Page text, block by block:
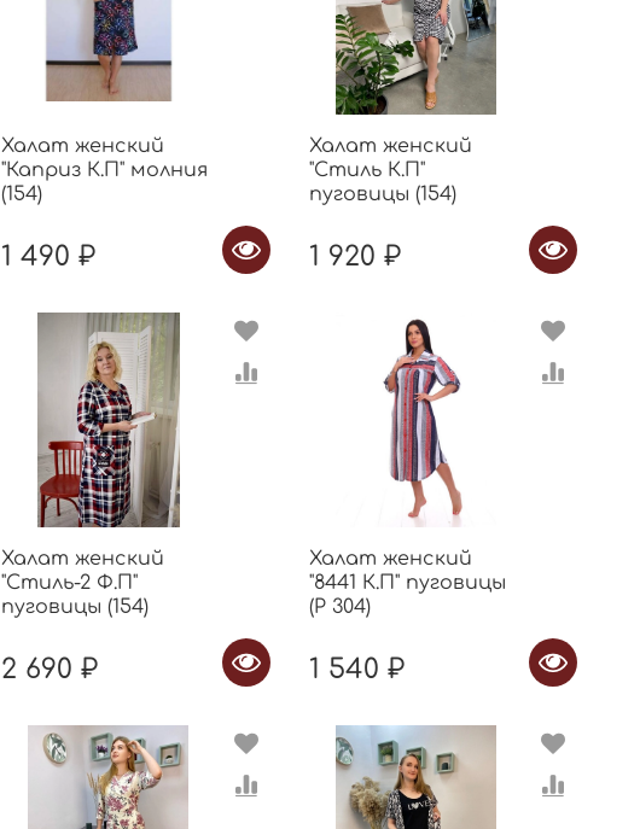
Халат женский
"Каприз К.П" молния
(154)
1 490 ₽
Халат женский
"Стиль К.П"
пуговицы (154)
1 920 ₽
Халат женский
"Стиль-2 Ф.П"
пуговицы (154)
2 690 ₽
Халат женский
"8441 К.П" пуговицы
(Р 304)
1 540 ₽